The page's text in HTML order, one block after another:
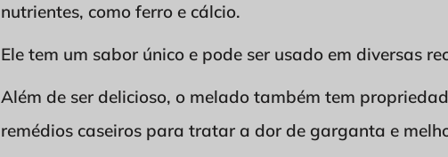
nutrientes, como ferro e cálcio.
Ele tem um sabor único e pode ser usado em diversas
Além de ser delicioso, o melado também tem
remédios caseiros para tratar a dor de garganta e